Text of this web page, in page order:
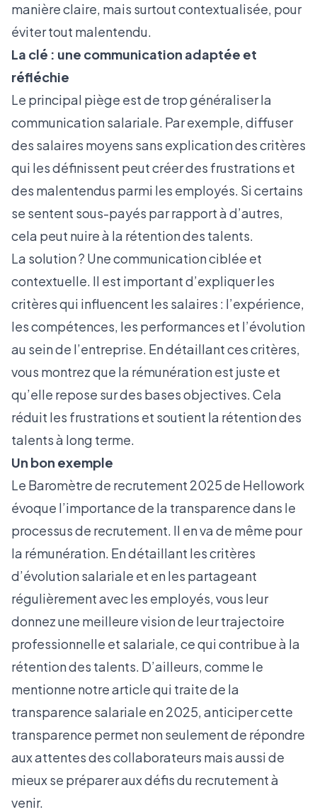
manière claire, mais surtout contextualisée, pour
éviter tout malentendu.
La clé : une communication adaptée et
réfléchie
Le principal piège est de trop généraliser la
communication salariale. Par exemple, diffuser
des salaires moyens sans explication des critères
qui les définissent peut créer des frustrations et
des malentendus parmi les employés. Si certains
se sentent sous-payés par rapport à d’autres,
cela peut nuire à la rétention des talents.
La solution ? Une communication ciblée et
contextuelle. Il est important d’expliquer les
critères qui influencent les salaires : l’expérience,
les compétences, les performances et l’évolution
au sein de l’entreprise. En détaillant ces critères,
vous montrez que la rémunération est juste et
qu’elle repose sur des bases objectives. Cela
réduit les frustrations et soutient la rétention des
talents à long terme.
Un bon exemple
Le Baromètre de recrutement 2025 de Hellowork
évoque l’importance de la transparence dans le
processus de recrutement. Il en va de même pour
la rémunération. En détaillant les critères
d’évolution salariale et en les partageant
régulièrement avec les employés, vous leur
donnez une meilleure vision de leur trajectoire
professionnelle et salariale, ce qui contribue à la
rétention des talents. D’ailleurs, comme le
mentionne notre article qui traite de la
transparence salariale en 2025, anticiper cette
transparence permet non seulement de répondre
aux attentes des collaborateurs mais aussi de
mieux se préparer aux défis du recrutement à
venir.